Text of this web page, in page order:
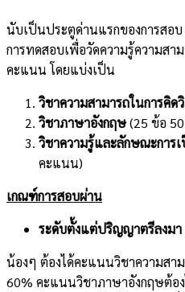
นับเป็นประตูด่านแรกของการสอ
การทดสอบเพื่อวัดความรู้ความส
คะแนน โดยแบ่งเป็น
วิชาความสามารถในการคิด
วิชาภาษาอังกฤษ(25 ข้อ
วิชาความรู้และลักษณะการ
คะแนน)
เกณฑ์การสอบผ่าน
ระดับตั้งแต่ปริญญาตรีลงมา
น้องๆ ต้องได้คะแนนวิชาความสา
60% คะแนนวิชาภาษาอังกฤษต้อ